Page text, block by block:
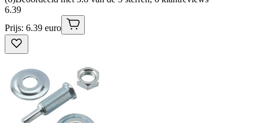
6.39
Prijs: 6.39 euro